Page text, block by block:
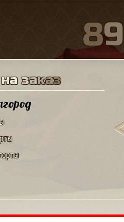
89
на заказ